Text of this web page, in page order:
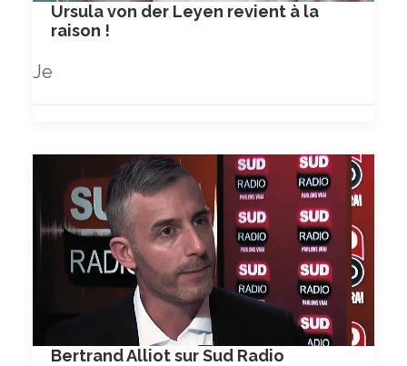
Ursula von der Leyen revient à la
raison !
Je
Bertrand Alliot sur Sud Radio